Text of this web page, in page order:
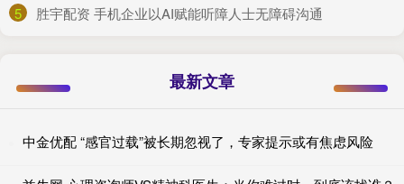
5 ​胜宇配资 手机企业以AI赋能听障人士无障碍沟通
最新文章
中金优配 “感官过载”被长期忽视了，专家提示或有焦虑风险